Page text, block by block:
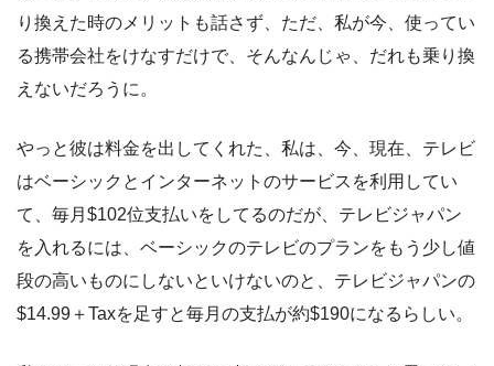
り換えた時のメリットも話さず、ただ、私が今、使ってい
る携帯会社をけなすだけで、そんなんじゃ、だれも乗り換
えないだろうに。
やっと彼は料金を出してくれた、私は、今、現在、テレビ
はベーシックとインターネットのサービスを利用してい
て、毎月$102位支払いをしてるのだが、テレビジャパン
を入れるには、ベーシックのテレビのプランをもう少し値
段の高いものにしないといけないのと、テレビジャパンの
$14.99＋Taxを足すと毎月の支払が約$190になるらしい。